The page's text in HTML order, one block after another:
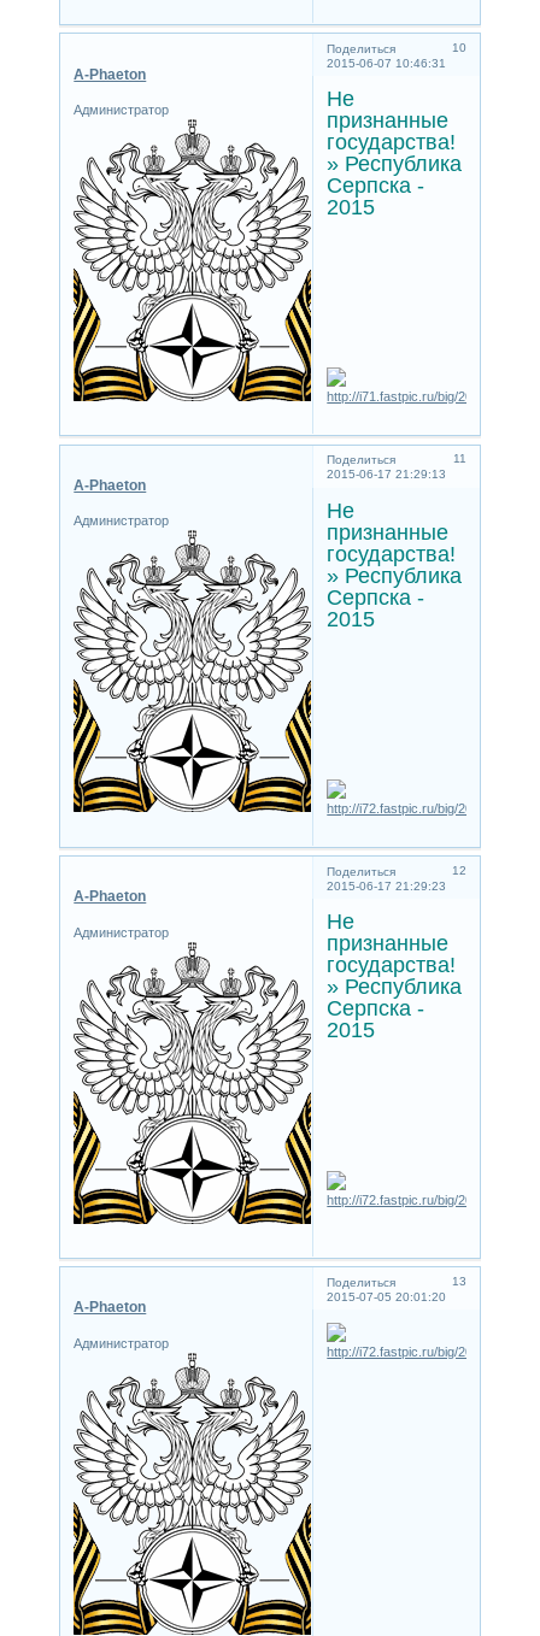
Поделиться
10
2015-06-07 10:46:31
A-Phaeton
Администратор
Не
признанные
государства!
» Республика
Серпска -
2015
Поделиться
11
2015-06-17 21:29:13
A-Phaeton
Администратор
Не
признанные
государства!
» Республика
Серпска -
2015
Поделиться
12
2015-06-17 21:29:23
A-Phaeton
Администратор
Не
признанные
государства!
» Республика
Серпска -
2015
Поделиться
13
2015-07-05 20:01:20
A-Phaeton
Администратор